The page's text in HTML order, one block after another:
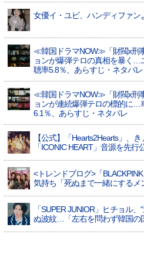
女優イ・ユビ、ハンディファ
≪韓国ドラマNOW≫「財閥x刑
ョンが爆弾テロの真相を暴く…
聴率5.8％、あらすじ・ネタバレ
≪韓国ドラマNOW≫「財閥x刑
ョンが連続爆弾テロの標的に…
6.1％、あらすじ・ネタバレ
【公式】「Hearts2Hearts」、
「ICONIC HEART」音源を先行
<トレンドブログ>「
気持ち「死ぬまで一緒にするメ
「SUPER JUNIOR」ヒチョル
ぬ波紋…「左右を問わず韓国の